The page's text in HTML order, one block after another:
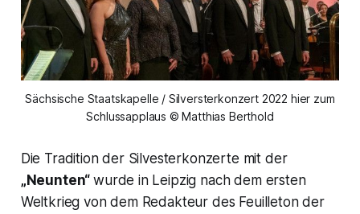
Sächsische Staatskapelle / Silversterkonzert 2022 hier zum
Schlussapplaus © Matthias Berthold
Die Tradition der Silvesterkonzerte mit der
„Neunten“wurde in Leipzig nach dem ersten
Weltkrieg von dem Redakteur des Feuilleton der